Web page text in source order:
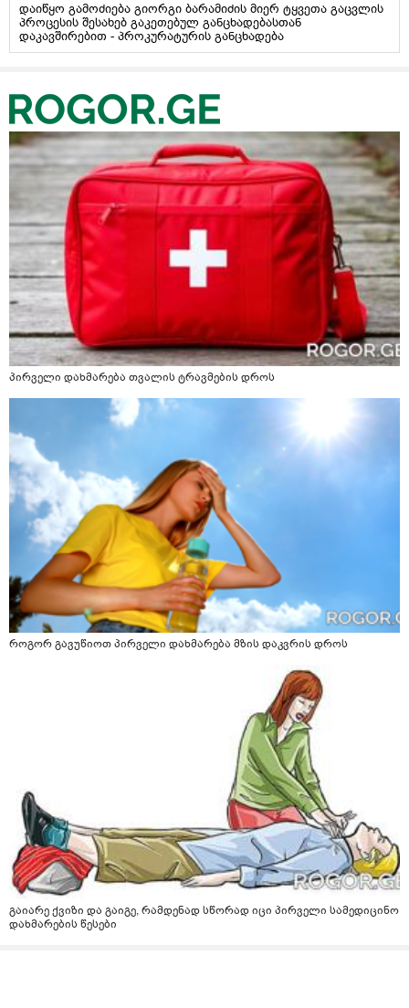
დაიწყო გამოძიება გიორგი ბარამიძის მიერ ტყვეთა გაცვლის
პროცესის შესახებ გაკეთებულ განცხადებასთან
დაკავშირებით - პროკურატურის განცხადება
პირველი დახმარება თვალის ტრავმების დროს
როგორ გავუწიოთ პირველი დახმარება მზის დაკვრის დროს
გაიარე ქვიზი და გაიგე, რამდენად სწორად იცი პირველი სამედიცინო
დახმარების წესები